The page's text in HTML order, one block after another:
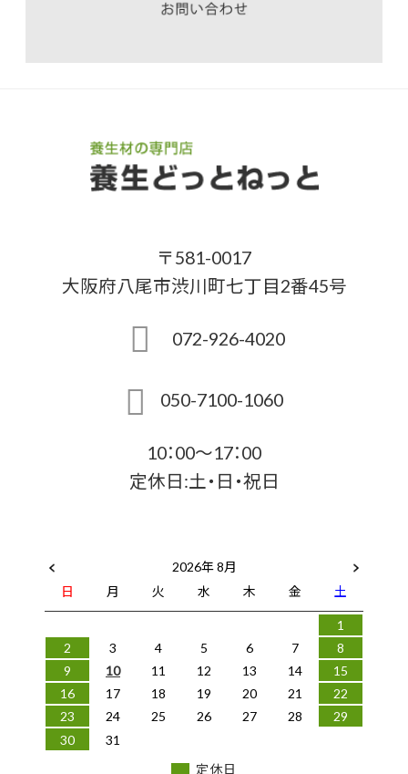
〒581-0017
大阪府八尾市渋川町七丁目2番45号
072-926-4020
050-7100-1060
10：00～17：00
定休日:土・日・祝日
2026年 8月
日
月 火 水 木 金
土
1
2
3 4 5 6 7
8
9
10 11 12 13 14
15
16
17 18 19 20 21
22
23
24 25 26 27 28
29
30
31
定休日